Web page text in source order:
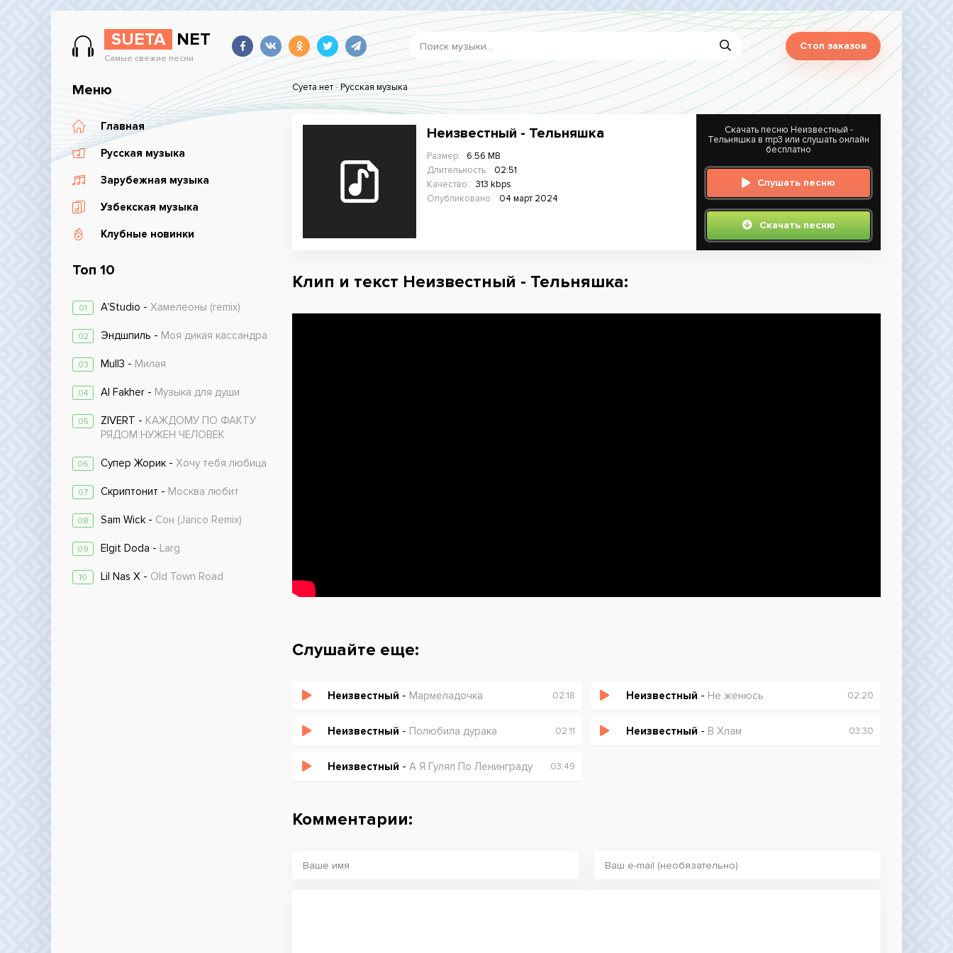
SUETA NET
Самые свежие песни
Стол заказов
Меню
Главная
Русская музыка
Зарубежная музыка
Узбекская музыка
Клубные новинки
Топ 10
01 A’Studio - Хамелеоны (remix)
02 Эндшпиль - Моя дикая кассандра
03 Mull3 - Милая
04 Al Fakher - Музыка для души
05 ZIVERT - КАЖДОМУ ПО ФАКТУ
РЯДОМ НУЖЕН ЧЕЛОВЕК
06 Супер Жорик - Хочу тебя любица
07 Скриптонит - Москва любит
08 Sam Wick - Сон (Jarico Remix)
09 Elgit Doda - Larg
10 Lil Nas X - Old Town Road
Суета.нет-Русская музыка
Неизвестный - Тельняшка
Размер:
6.56 MB
Длительность:
02:51
Качество:
313 kbps
Опубликовано:
04 март 2024
Скачать песню Неизвестный -
Тельняшка в mp3 или слушать онлайн
бесплатно
Слушать песню
Скачать песню
Клип и текст Неизвестный - Тельняшка:
Слушайте еще:
Неизвестный - Мармеладочка 02:18 Неизвестный - Не женюсь 02:20
Неизвестный - Полюбила дурака 02:11 Неизвестный - В Хлам 03:30
Неизвестный - А Я Гулял По Ленинграду 03:49
Комментарии: